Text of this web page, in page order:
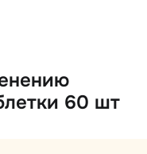
60 шт